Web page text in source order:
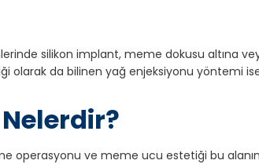
silikon implant, meme dokusu altına
da bilinen yağ enjeksiyonu yöntemi
ve meme ucu estetiği bu